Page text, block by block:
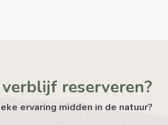
reserveren?
ervaring midden in de natuur?